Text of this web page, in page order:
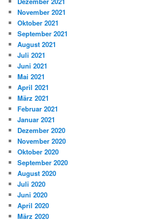
November 2021
Oktober 2021
September 2021
August 2021
Juli 2021
Juni 2021
Mai 2021
April 2021
März 2021
Februar 2021
Januar 2021
Dezember 2020
November 2020
Oktober 2020
September 2020
August 2020
Juli 2020
Juni 2020
April 2020
März 2020